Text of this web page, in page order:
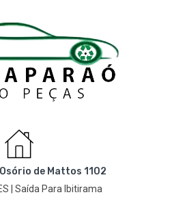
de Mattos 1102
| Saída Para Ibitirama